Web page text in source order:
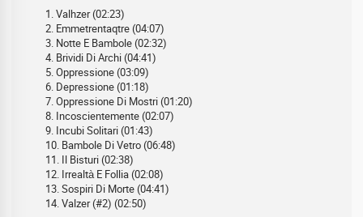
1. Valhzer (02:23)
2. Emmetrentaqtre (04:07)
3. Notte E Bambole (02:32)
4. Brividi Di Archi (04:41)
5. Oppressione (03:09)
6. Depressione (01:18)
7. Oppressione Di Mostri (01:20)
8. Incoscientemente (02:07)
9. Incubi Solitari (01:43)
10. Bambole Di Vetro (06:48)
11. Il Bisturi (02:38)
12. Irrealtà E Follia (02:08)
13. Sospiri Di Morte (04:41)
14. Valzer (#2) (02:50)